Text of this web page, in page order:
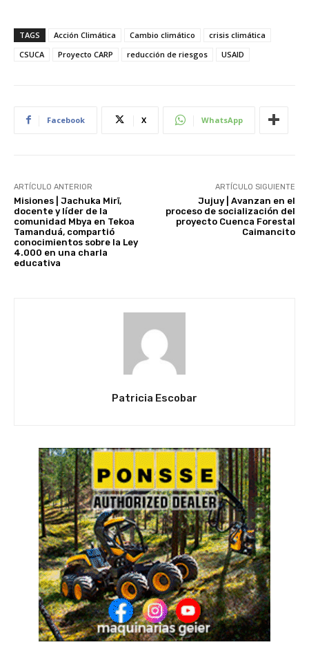
TAGS Acción Climática Cambio climático
crisis climática
CSUCA
Proyecto CARP reducción de riesgos USAID
Facebook X WhatsApp
ARTÍCULO ANTERIOR
Misiones | Jachuka Mirĩ,
docente y líder de la
comunidad Mbya en Tekoa
Tamanduá, compartió
conocimientos sobre la Ley
4.000 en una charla
educativa
ARTÍCULO SIGUIENTE
Jujuy | Avanzan en el
proceso de socialización del
proyecto Cuenca Forestal
Caimancito
Patricia Escobar